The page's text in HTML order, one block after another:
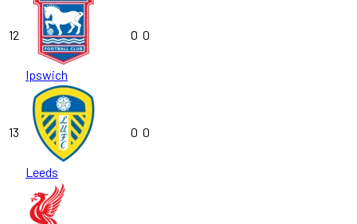
12
Ipswich
0 0
13
Leeds
0 0